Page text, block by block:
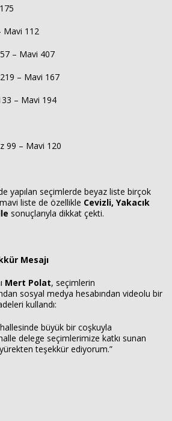
Mavi 112
– Mavi 407
– Mavi 167
– Mavi 194
99 – Mavi 120
yapılan seçimlerde beyaz liste birçok
liste de özellikle Cevizli, Yakacık
sonuçlarıyla dikkat çekti.
Mesajı
Mert Polat, seçimlerin
sosyal medya hesabından videolu bir
kullandı:
büyük bir coşkuyla
delege seçimlerimize katkı sunan
teşekkür ediyorum.”